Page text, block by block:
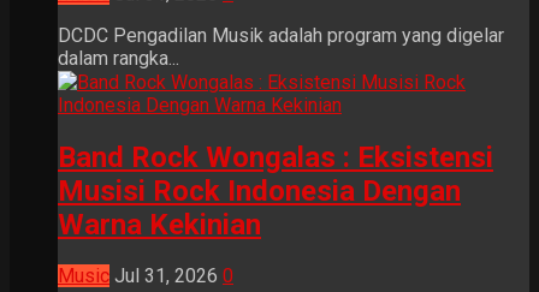
DCDC Pengadilan Musik adalah program yang digelar
dalam rangka...
Band Rock Wongalas : Eksistensi
Musisi Rock Indonesia Dengan
Warna Kekinian
Music Jul 31, 2026 0